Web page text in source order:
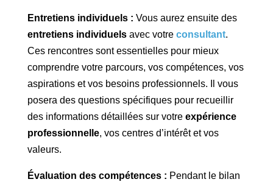
Entretiens individuels : Vous aurez ensuite des
entretiens individuelsavec votre consultant.
Ces rencontres sont essentielles pour mieux
comprendre votre parcours, vos compétences, vos
aspirations et vos besoins professionnels. Il vous
posera des questions spécifiques pour recueillir
des informations détaillées sur votre expérience
professionnelle, vos centres d’intérêt et vos
valeurs.
Évaluation des compétences : Pendant le bilan